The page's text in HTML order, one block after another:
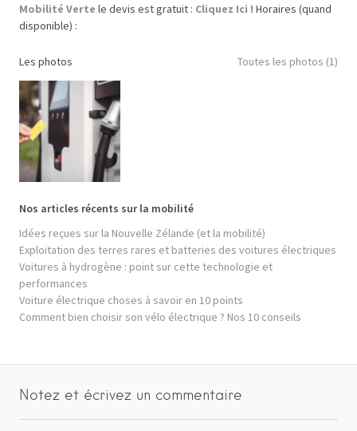
Mobilité Verte le devis est gratuit : Cliquez Ici ! Horaires (quand
disponible) :
Les photos Toutes les photos (1)
Nos articles récents sur la mobilité
Idées reçues sur la Nouvelle Zélande (et la mobilité)
Exploitation des terres rares et batteries des voitures électriques
Voitures à hydrogène : point sur cette technologie et
performances
Voiture électrique choses à savoir en 10 points
Comment bien choisir son vélo électrique ? Nos 10 conseils
Notez et écrivez un commentaire